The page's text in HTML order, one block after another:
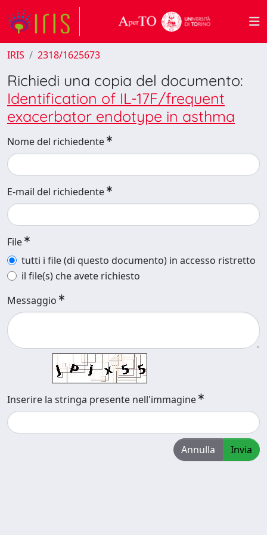
IRIS 2318/1625673
Richiedi una copia del documento:
Identification of IL-17F/frequent
exacerbator endotype in asthma
Nome del richiedente
E-mail del richiedente
File
tutti i file (di questo documento) in accesso ristretto
il file(s) che avete richiesto
Messaggio
Inserire la stringa presente nell'immagine
Annulla Invia